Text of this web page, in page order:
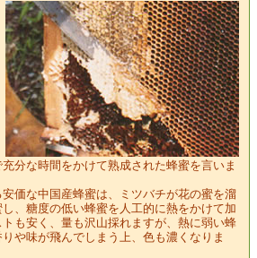
分な時間をかけて熟成された蜂蜜を言いま
価な中国産蜂蜜は、ミツバチが花の蜜を溜
、糖度の低い蜂蜜を人工的に熱をかけて加
も安く、量も沢山採れますが、熱に弱い蜂
や味が飛んでしまう上、色も濃くなりま